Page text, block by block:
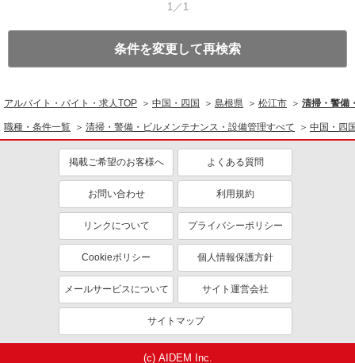
1／1
条件を変更して再検索
アルバイト・バイト・求人TOP 中国・四国 島根県 松江市 清掃・警備
職種・条件一覧 清掃・警備・ビルメンテナンス・設備管理すべて 中国・四
掲載ご希望のお客様へ よくある質問
お問い合わせ 利用規約
リンクについて プライバシーポリシー
Cookieポリシー 個人情報保護方針
メールサービスについて サイト運営会社
サイトマップ
(c) AIDEM Inc.